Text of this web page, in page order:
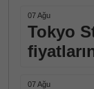
07 Ağu
Tokyo
07 Ağu